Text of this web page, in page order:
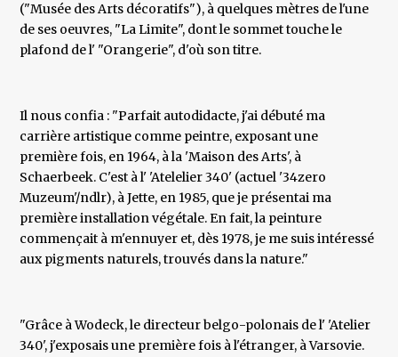
("Musée des Arts décoratifs"), à quelques mètres de l'une
de ses oeuvres, "La Limite", dont le sommet touche le
plafond de l' "Orangerie", d'où son titre.
Il nous confia : "Parfait autodidacte, j'ai débuté ma
carrière artistique comme peintre, exposant une
première fois, en 1964, à la 'Maison des Arts', à
Schaerbeek. C'est à l' 'Atelelier 340' (actuel '34zero
Muzeum'/ndlr), à Jette, en 1985, que je présentai ma
première installation végétale. En fait, la peinture
commençait à m'ennuyer et, dès 1978, je me suis intéressé
aux pigments naturels, trouvés dans la nature."
"Grâce à Wodeck, le directeur belgo-polonais de l' 'Atelier
340', j'exposais une première fois à l'étranger, à Varsovie.